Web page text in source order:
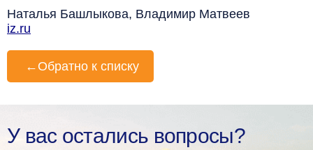
Наталья Башлыкова, Владимир Матвеев
iz.ru
← Обратно к списку
У вас остались вопросы?